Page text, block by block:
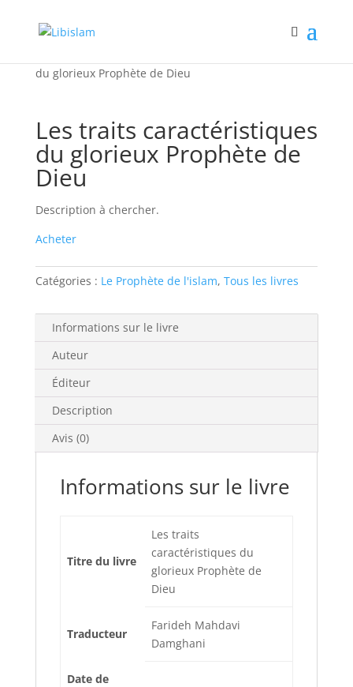
du glorieux Prophète de Dieu
Les traits caractéristiques
du glorieux Prophète de
Dieu
Description à chercher.
Acheter
Catégories : Le Prophète de l'islam, Tous les livres
Informations sur le livre
Auteur
Éditeur
Description
Avis (0)
Informations sur le livre
Titre du livre
Les traits
caractéristiques du
glorieux Prophète de
Dieu
Traducteur
Farideh Mahdavi
Damghani
Date de